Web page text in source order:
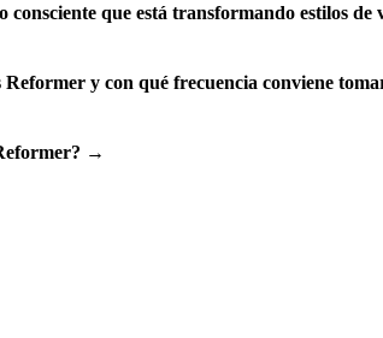
que está transformando estilos de
y con qué frecuencia conviene
→